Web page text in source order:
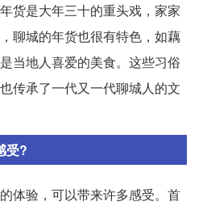
货是大年三十的重头戏，家家
聊城的年货也很有特色，如藕
当地人喜爱的美食。这些习俗
传承了一代又一代聊城人的文
受?
体验，可以带来许多感受。首